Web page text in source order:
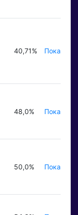
40,71% Показать
48,0% Показать
50,0% Показать